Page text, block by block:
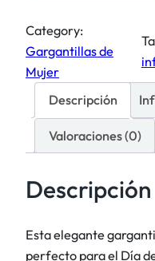
g
a
n
l
a
I
f
Category:
Gargantillas de
Mujer
Descripción
Valoraciones (0)
Descripción
Esta elegante
perfecto para el Día